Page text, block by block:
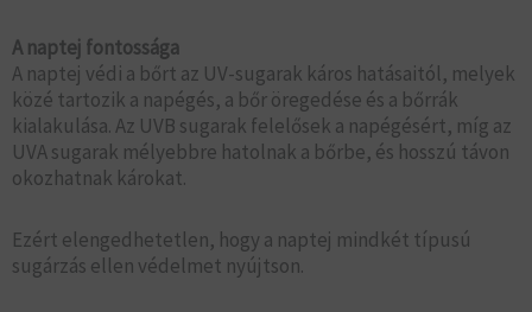
A naptej fontossága
A naptej védi a bőrt az UV-sugarak káros hatásaitól, melyek
közé tartozik a napégés, a bőr öregedése és a bőrrák
kialakulása. Az UVB sugarak felelősek a napégésért, míg az
UVA sugarak mélyebbre hatolnak a bőrbe, és hosszú távon
okozhatnak károkat.
Ezért elengedhetetlen, hogy a naptej mindkét típusú
sugárzás ellen védelmet nyújtson.